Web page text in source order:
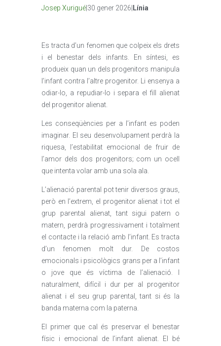
Josep Xurigué |30 gener 2026| Línia
Es tracta d’un fenomen que colpeix els drets
i el benestar dels infants. En síntesi, es
produeix quan un dels progenitors manipula
l’infant contra l’altre progenitor. Li ensenya a
odiar-lo, a repudiar-lo i separa el fill alienat
del progenitor alienat.
Les conseqüències per a l’infant es poden
imaginar. El seu desenvolupament perdrà la
riquesa, l’estabilitat emocional de fruir de
l’amor dels dos progenitors; com un ocell
que intenta volar amb una sola ala.
L’alienació parental pot tenir diversos graus,
però en l’extrem, el progenitor alienat i tot el
grup parental alienat, tant sigui patern o
matern, perdrà progressivament i totalment
el contacte i la relació amb l’infant. Es tracta
d’un fenomen molt dur. De costos
emocionals i psicològics grans per a l’infant
o jove que és víctima de l’alienació. I
naturalment, difícil i dur per al progenitor
alienat i el seu grup parental, tant si és la
banda materna com la paterna.
El primer que cal és preservar el benestar
físic i emocional de l’infant alienat. El bé